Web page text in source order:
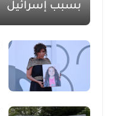
بسبب إسرائيل